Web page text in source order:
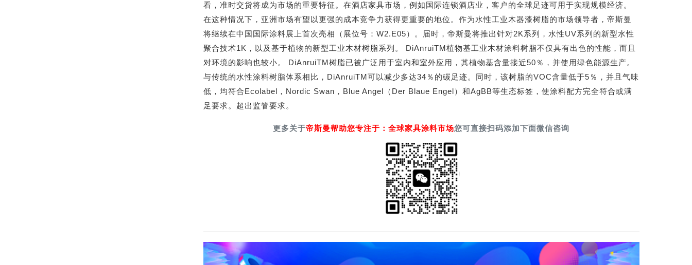
看，准时交货将成为市场的重要特征。在酒店家具市场，例如国际连锁酒店业，客户的全球足迹可用于实现规模经济。
在这种情况下，亚洲市场有望以更强的成本竞争力获得更重要的地位。作为水性工业木器漆树脂的市场领导者，帝斯曼
将继续在中国国际涂料展上首次亮相（展位号：W2.E05）。届时，帝斯曼将推出针对2K系列，水性UV系列的新型水性
聚合技术1K，以及基于植物的新型工业木材树脂系列。 DiAnruiTM植物基工业木材涂料树脂不仅具有出色的性能，而且
对环境的影响也较小。 DiAnruiTM树脂已被广泛用于室内和室外应用，其植物基含量接近50％，并使用绿色能源生产。
与传统的水性涂料树脂体系相比，DiAnruiTM可以减少多达34％的碳足迹。同时，该树脂的VOC含量低于5％，并且气味
低，均符合Ecolabel，Nordic Swan，Blue Angel（Der Blaue Engel）和AgBB等生态标签，使涂料配方完全符合或满
足要求。超出监管要求。
更多关于帝斯曼帮助您专注于：全球家具涂料市场您可直接扫码添加下面微信咨询